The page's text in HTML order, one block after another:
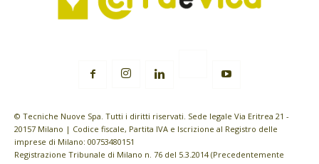
© Tecniche Nuove Spa. Tutti i diritti riservati. Sede legale Via Eritrea 21 -
20157 Milano | Codice fiscale, Partita IVA e Iscrizione al Registro delle
imprese di Milano: 00753480151
Registrazione Tribunale di Milano n. 76 del 5.3.2014 (Precedentemente